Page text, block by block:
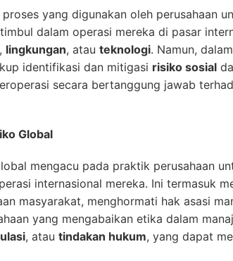
yang digunakan oleh perusahaan
dalam operasi mereka di pasar
, lingkungan, atau teknologi. Namun,
identifikasi dan mitigasi risiko sosial
secara bertanggung jawab
Global
mengacu pada praktik perusahaan
internasional mereka. Ini termasuk
masyarakat, menghormati hak asasi
yang mengabaikan etika dalam
, atau tindakan hukum, yang dapat